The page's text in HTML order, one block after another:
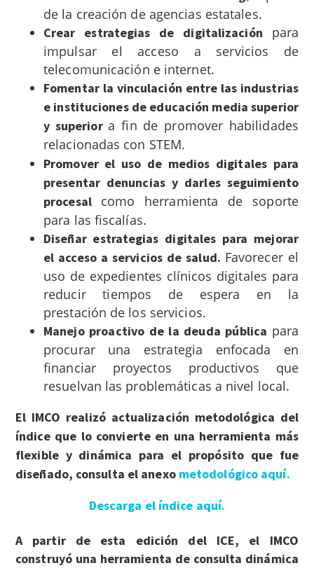
de la creación de agencias estatales.
Crear estrategias de digitalización para
impulsar el acceso a servicios de
telecomunicación e internet.
Fomentar la vinculación entre las industrias
e instituciones de educación media superior
y superior a fin de promover habilidades
relacionadas con STEM.
Promover el uso de medios digitales para
presentar denuncias y darles seguimiento
procesal como herramienta de soporte
para las fiscalías.
Diseñar estrategias digitales para mejorar
el acceso a servicios de salud. Favorecer el
uso de expedientes clínicos digitales para
reducir tiempos de espera en la
prestación de los servicios.
Manejo proactivo de la deuda pública para
procurar una estrategia enfocada en
financiar proyectos productivos que
resuelvan las problemáticas a nivel local.
El IMCO realizó actualización metodológica del
índice que lo convierte en una herramienta más
flexible y dinámica para el propósito que fue
diseñado, consulta el anexo metodológico aquí.
Descarga el índice aquí.
A partir de esta edición del ICE, el IMCO
construyó una herramienta de consulta dinámica